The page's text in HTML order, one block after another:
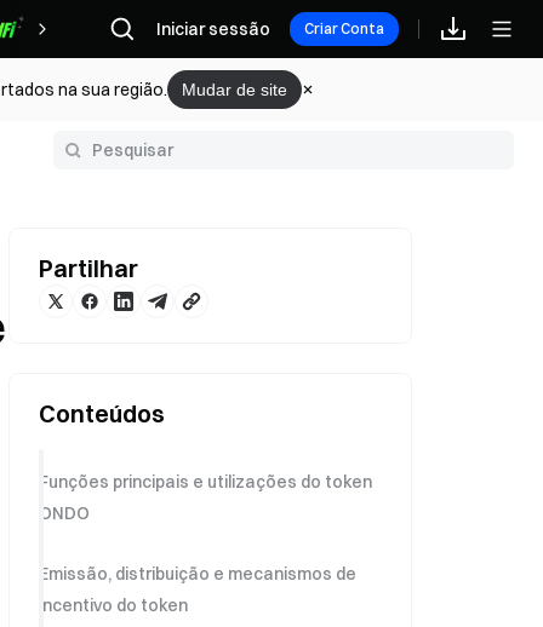
Recompensas
Iniciar sessão Criar Conta
na sua região. Mudar de site
Glossário
Partilhar
Conteúdos
Funções principais e utilizações do token
ONDO
Emissão, distribuição e mecanismos de
incentivo do token